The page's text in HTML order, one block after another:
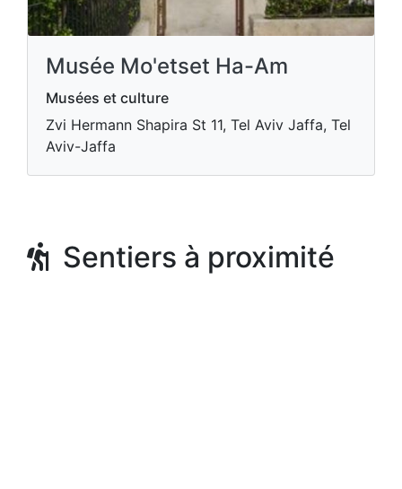
Musée Mo'etset Ha-Am
Musées et culture
Zvi Hermann Shapira St 11, Tel Aviv Jaffa, Tel
Aviv-Jaffa
Sentiers à proximité